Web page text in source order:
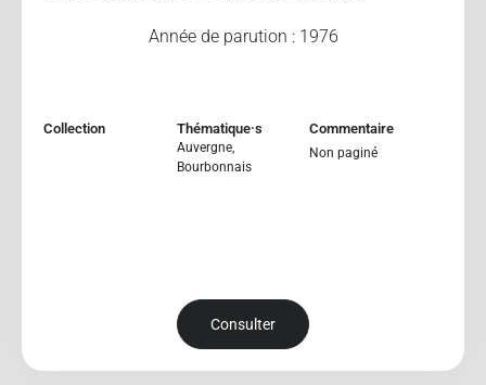
Année de parution : 1976
Collection Thématique·s
Auvergne,
Bourbonnais
Commentaire
Non paginé
Consulter